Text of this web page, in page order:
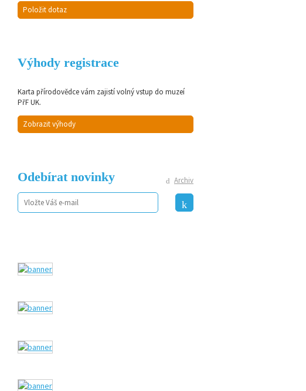
Položit dotaz
Výhody registrace
Karta přírodovědce vám zajistí volný vstup do muzeí
PřF UK.
Zobrazit výhody
Archiv
Odebírat novinky